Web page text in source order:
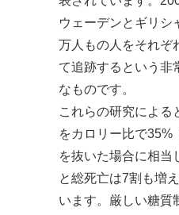
ウェーデンとギリシ
万人もの人をそれぞ
て追跡するという非
なものです。
これらの研究による
をカロリー比で35%
を抜いた場合に相当
と総死亡は7割も増
います。厳しい糖質